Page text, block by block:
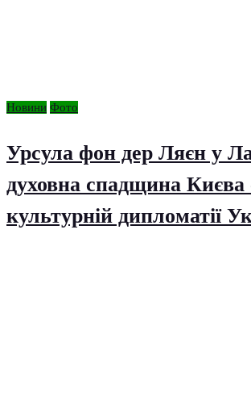
Новини Фото
Урсула фон дер Ляєн у
духовна спадщина
культурній дипломатії